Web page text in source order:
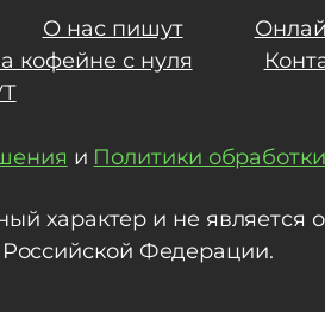
О нас пишут
кофейне с нуля
и Политики
характер и не является
Российской Федерации.